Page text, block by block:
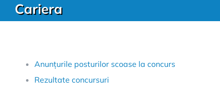
Cariera
Anunțurile posturilor scoase la concurs
Rezultate concursuri